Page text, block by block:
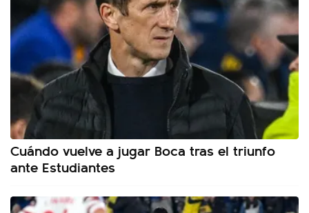
Cuándo vuelve a jugar Boca tras el triunfo
ante Estudiantes